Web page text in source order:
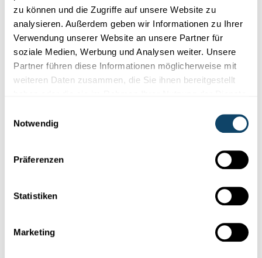
zu können und die Zugriffe auf unsere Website zu
analysieren. Außerdem geben wir Informationen zu Ihrer
Verwendung unserer Website an unsere Partner für
soziale Medien, Werbung und Analysen weiter. Unsere
Partner führen diese Informationen möglicherweise mit
weiteren Daten zusammen, die Sie ihnen bereitgestellt
Notwendig
Präferenzen
Statistiken
Marketing
FORSCHER AUS ALLER WELT
Die Architektin mit Passion für Geschichte
aus Jordanien
kann, sofern man eine Architektin wie Lorraine Abu-Azizeh an
Wings for Science